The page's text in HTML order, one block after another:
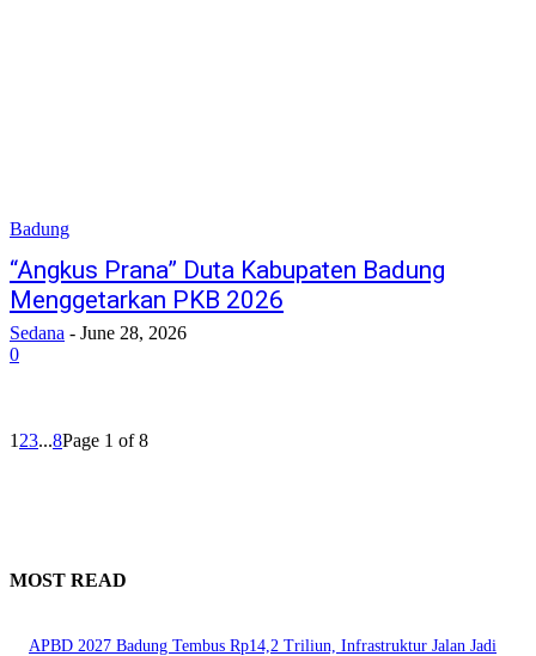
Badung
“Angkus Prana” Duta Kabupaten Badung
Menggetarkan PKB 2026
Sedana - June 28, 2026
0
1 23...8Page 1 of 8
MOST READ
APBD 2027 Badung Tembus Rp14,2 Triliun, Infrastruktur Jalan Jadi